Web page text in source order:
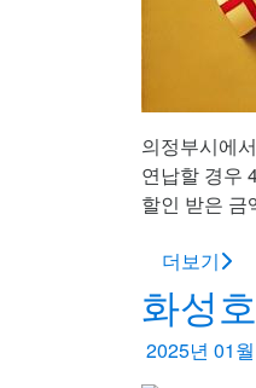
의정부시에
연납할 경우
할인 받은 금
더보기
화성
2025년 01